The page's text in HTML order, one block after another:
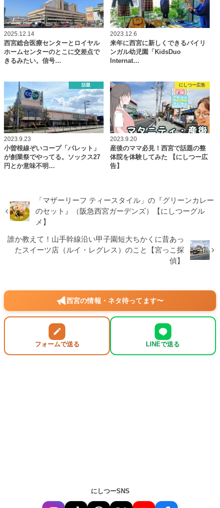
2025.12.14
西宮総合医療センターとロイヤル
ホームセンターのとこに交差点で
きるみたい。信号…
2023.12.6
来年に西宮に新しくできるバイリ
ンガル幼児園「KidsDuo
Internat…
話題
2023.9.23
小曽根線ぞいコープ「パレット」
が創業祭でやってる。ソックス27
円とか意味不明…
にしつー広告
2023.9.20
産後のママ必見！西宮で話題の整
体院を体験してみた 【にしつー広
告】
「マザーリーフ ティースタイル」の『グリーンカレー
のセット』（阪急西宮ガーデンズ）【にしつーグル
メ】
誰か教えて！山手幹線沿い甲子園短大ちかくに昔あっ
たスイーツ店（ルイ・レグレス）のこと【宮っこ探
偵】
西宮の情報・ネタ待ってます〜
フォームで送る LINEで送る
にしつーSNS